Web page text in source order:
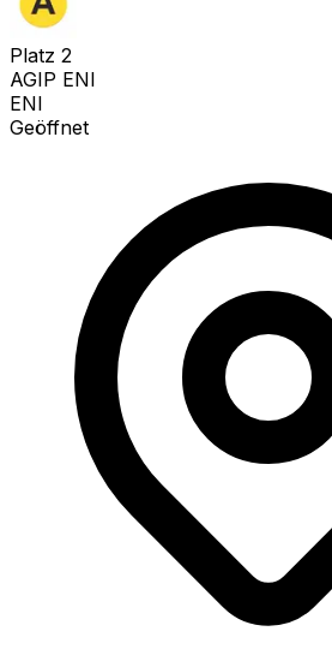
Platz 2
AGIP ENI
ENI
Geöffnet